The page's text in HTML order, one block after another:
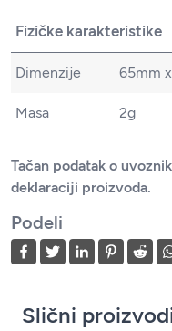
Fizičke karakteristike
Dimenzije 65mm
Masa 2g
Tačan podatak o
deklaraciji proizvoda.
Podeli
Slični